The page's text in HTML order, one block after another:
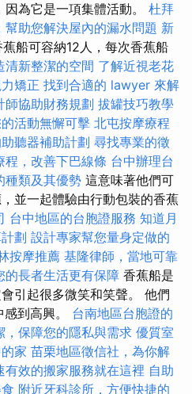
為它是一項集體活動。 杜拜
幫助您解決屋內的漏水問題 新
船可容納12人，每次香蕉船
清新整潔的空間 了解近視老花
矯正 找到合適的 lawyer 來解
師協助財務規劃 拔罐技巧教學
活動無懈可擊 北屯按摩療程
聽器補助計劃 尋找專業的徵
程，改善下巴線條 台中辦理台
種類及其優勢 這意味著他們可
並一起體驗由行動包裝的香蕉
台中地區的台胞證服務 知道月
劃 設計專家幫您量身定做的
按摩推薦 基隆律師，當地可靠
的長者生活更有保障 香蕉船是
引起很多微笑和笑聲。 他們
到高興。 台南地區台胞證的
，保障您的隱私與需求 優質室
家 苗栗地區徵信社，為你解
有效的搬家服務就在這裡 自助
附近牙科診所，方便快捷的